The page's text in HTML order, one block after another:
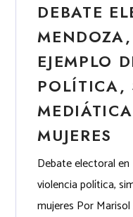
DEBATE
EJEMPLO
POLÍTICA,
MUJERES
Debate electoral
violencia política,
mujeres Por